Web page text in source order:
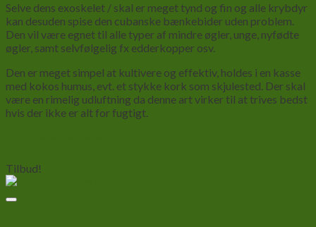
Selve dens exoskelet / skal er meget tynd og fin og alle krybdyr
kan desuden spise den cubanske bænkebider uden problem.
Den vil være egnet til alle typer af mindre øgler, unge, nyfødte
øgler, samt selvfølgelig fx edderkopper osv.
Den er meget simpel at kultivere og effektiv, holdes i en kasse
med kokos humus, evt. et stykke kork som skjulested. Der skal
være en rimelig udluftning da denne art virker til at trives bedst
hvis der ikke er alt for fugtigt.
Tilbud!